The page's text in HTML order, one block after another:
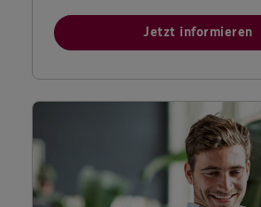
Jetzt informieren